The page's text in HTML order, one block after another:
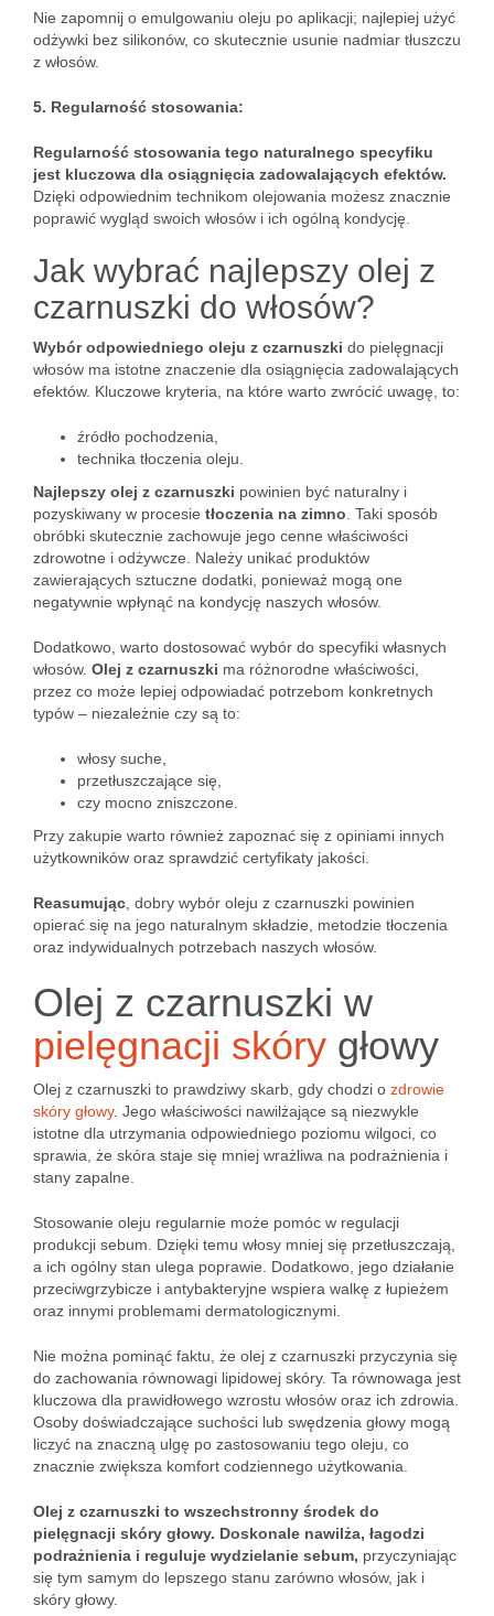
Nie zapomnij o emulgowaniu oleju po aplikacji; najlepiej użyć
odżywki bez silikonów, co skutecznie usunie nadmiar tłuszczu
z włosów.
5. Regularność stosowania:
Regularność stosowania tego naturalnego specyfiku
jest kluczowa dla osiągnięcia zadowalających efektów.
Dzięki odpowiednim technikom olejowania możesz znacznie
poprawić wygląd swoich włosów i ich ogólną kondycję.
Jak wybrać najlepszy olej z
czarnuszki do włosów?
Wybór odpowiedniego oleju z czarnuszki do pielęgnacji
włosów ma istotne znaczenie dla osiągnięcia zadowalających
efektów. Kluczowe kryteria, na które warto zwrócić uwagę, to:
źródło pochodzenia,
technika tłoczenia oleju.
Najlepszy olej z czarnuszki powinien być naturalny i
pozyskiwany w procesie tłoczenia na zimno . Taki sposób
obróbki skutecznie zachowuje jego cenne właściwości
zdrowotne i odżywcze. Należy unikać produktów
zawierających sztuczne dodatki, ponieważ mogą one
negatywnie wpłynąć na kondycję naszych włosów.
Dodatkowo, warto dostosować wybór do specyfiki własnych
włosów. Olej z czarnuszki ma różnorodne właściwości,
przez co może lepiej odpowiadać potrzebom konkretnych
typów – niezależnie czy są to:
włosy suche,
przetłuszczające się,
czy mocno zniszczone.
Przy zakupie warto również zapoznać się z opiniami innych
użytkowników oraz sprawdzić certyfikaty jakości.
Reasumując , dobry wybór oleju z czarnuszki powinien
opierać się na jego naturalnym składzie, metodzie tłoczenia
oraz indywidualnych potrzebach naszych włosów.
Olej z czarnuszki w
pielęgnacji skóry głowy
Olej z czarnuszki to prawdziwy skarb, gdy chodzi o zdrowie
skóry głowy. Jego właściwości nawilżające są niezwykle
istotne dla utrzymania odpowiedniego poziomu wilgoci, co
sprawia, że skóra staje się mniej wrażliwa na podrażnienia i
stany zapalne.
Stosowanie oleju regularnie może pomóc w regulacji
produkcji sebum. Dzięki temu włosy mniej się przetłuszczają,
a ich ogólny stan ulega poprawie. Dodatkowo, jego działanie
przeciwgrzybicze i antybakteryjne wspiera walkę z łupieżem
oraz innymi problemami dermatologicznymi.
Nie można pominąć faktu, że olej z czarnuszki przyczynia się
do zachowania równowagi lipidowej skóry. Ta równowaga jest
kluczowa dla prawidłowego wzrostu włosów oraz ich zdrowia.
Osoby doświadczające suchości lub swędzenia głowy mogą
liczyć na znaczną ulgę po zastosowaniu tego oleju, co
znacznie zwiększa komfort codziennego użytkowania.
Olej z czarnuszki to wszechstronny środek do
pielęgnacji skóry głowy. Doskonale nawilża, łagodzi
podrażnienia i reguluje wydzielanie sebum, przyczyniając
się tym samym do lepszego stanu zarówno włosów, jak i
skóry głowy.